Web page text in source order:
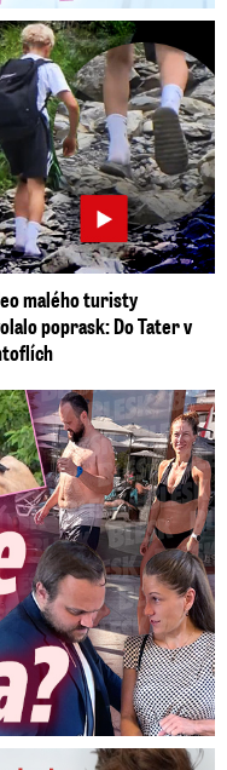
malého turisty
poprask: Do Tater v
je tady královna?